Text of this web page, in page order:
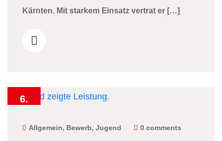
Kärnten. Mit starkem Einsatz vertrat er […]
6.
Allgemein, Bewerb, Jugend 0 comments